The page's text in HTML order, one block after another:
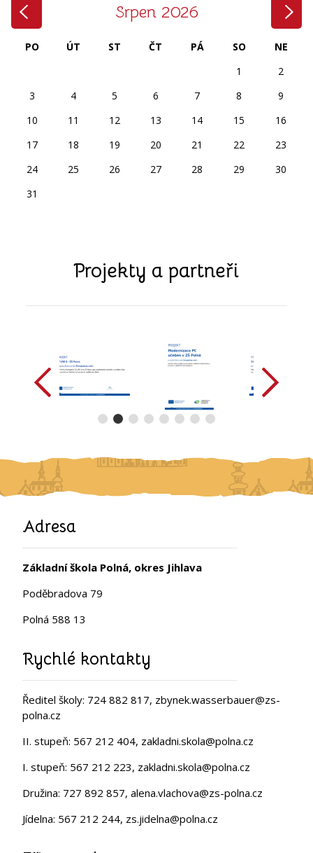
Srpen 2026
PO ÚT ST ČT PÁ SO
NE
1
2
3
4 5 6 7 8
9
10
11 12 13 14 15
16
17
18 19 20 21 22
23
24
25 26 27 28 29
30
31
Projekty a partneři
Adresa
Základní škola Polná, okres Jihlava
Poděbradova 79
Polná 588 13
Rychlé kontakty
Ředitel školy: 724 882 817, zbynek.wasserbauer@zs-
polna.cz
II. stupeň: 567 212 404, zakladni.skola@polna.cz
I. stupeň: 567 212 223, zakladni.skola@polna.cz
Družina: 727 892 857, alena.vlachova@zs-polna.cz
Jídelna: 567 212 244, zs.jidelna@polna.cz